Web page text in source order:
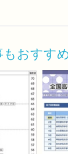
おすす